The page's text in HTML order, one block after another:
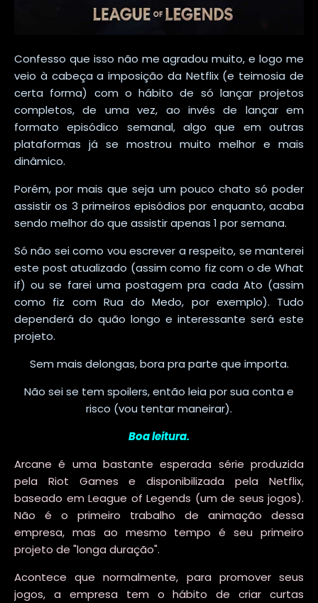
Confesso que isso não me agradou muito, e logo me
veio à cabeça a imposição da Netflix (e teimosia de
certa forma) com o hábito de só lançar projetos
completos, de uma vez, ao invés de lançar em
formato episódico semanal, algo que em outras
plataformas já se mostrou muito melhor e mais
dinâmico.
Porém, por mais que seja um pouco chato só poder
assistir os 3 primeiros episódios por enquanto, acaba
sendo melhor do que assistir apenas 1 por semana.
Só não sei como vou escrever a respeito, se manterei
este post atualizado (assim como fiz com o de What
if) ou se farei uma postagem pra cada Ato (assim
como fiz com Rua do Medo, por exemplo). Tudo
dependerá do quão longo e interessante será este
projeto.
Sem mais delongas, bora pra parte que importa.
Não sei se tem spoilers, então leia por sua conta e
risco (vou tentar maneirar).
Boa leitura.
Arcane é uma bastante esperada série produzida
pela Riot Games e disponibilizada pela Netflix,
baseado em League of Legends (um de seus jogos).
Não é o primeiro trabalho de animação dessa
empresa, mas ao mesmo tempo é seu primeiro
projeto de "longa duração".
Acontece que normalmente, para promover seus
jogos, a empresa tem o hábito de criar curtas